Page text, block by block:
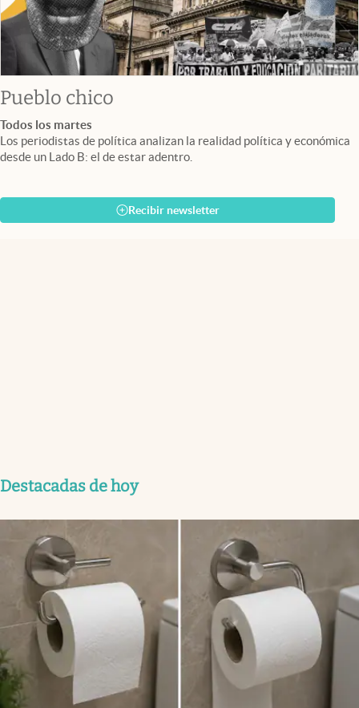
Pueblo chico
Todos los martes
Los periodistas de política analizan la realidad política y económica
desde un Lado B: el de estar adentro.
Recibir newsletter
Destacadas de hoy